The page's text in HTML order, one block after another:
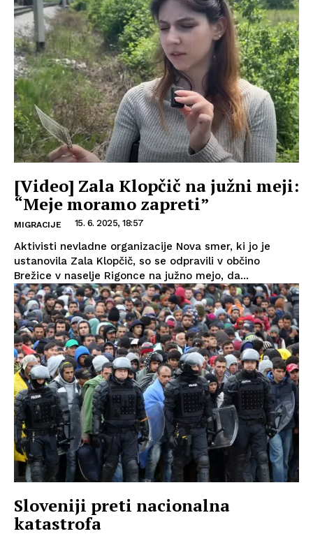
[Video] Zala Klopčič na južni meji:
“Meje moramo zapreti”
MIGRACIJE 15. 6. 2025, 18:57
Aktivisti nevladne organizacije Nova smer, ki jo je
ustanovila Zala Klopčič, so se odpravili v občino
Brežice v naselje Rigonce na južno mejo, da...
Sloveniji preti nacionalna
katastrofa